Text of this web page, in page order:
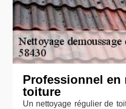
Professionnel en
toiture
Un nettoyage régulier de